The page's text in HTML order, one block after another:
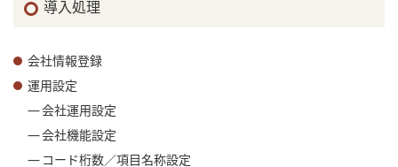
導入処理
会社情報登録
運用設定
会社運用設定
会社機能設定
コード桁数／項目名称設定